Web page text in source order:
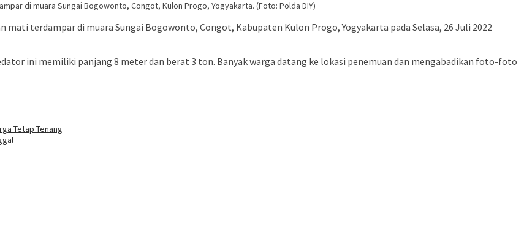
di muara Sungai Bogowonto, Congot, Kulon Progo, Yogyakarta. (Foto: Polda DIY)
mati terdampar di muara Sungai Bogowonto, Congot, Kabupaten Kulon Progo, Yogyakarta pada Selasa, 26 Juli 2022
ini memiliki panjang 8 meter dan berat 3 ton. Banyak warga datang ke lokasi penemuan dan mengabadikan foto-foto
Tetap Tenang